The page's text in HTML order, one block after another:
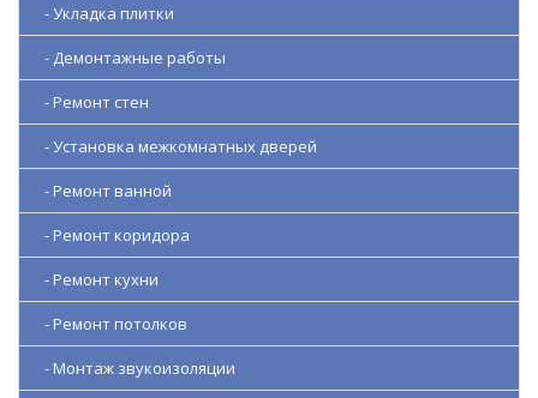
- Укладка плитки
- Демонтажные работы
- Ремонт стен
- Установка межкомнатных дверей
- Ремонт ванной
- Ремонт коридора
- Ремонт кухни
- Ремонт потолков
- Монтаж звукоизоляции